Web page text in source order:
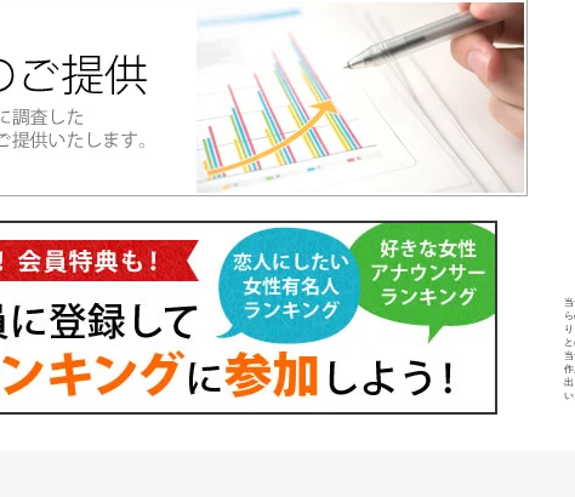
作
出
い